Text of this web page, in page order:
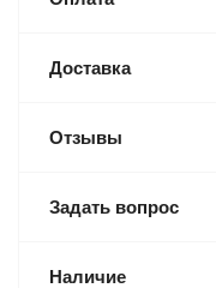
Доставка
Отзывы
Задать вопрос
Наличие